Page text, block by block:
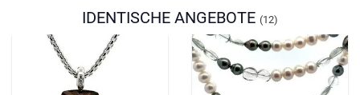
IDENTISCHE ANGEBOTE (12)